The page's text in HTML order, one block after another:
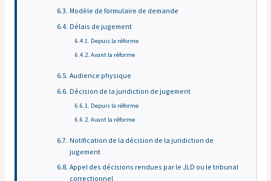
Modèle de formulaire de demande
Délais de jugement
Depuis la réforme
Avant la réforme
Audience physique
Décision de la juridiction de jugement
Depuis la réforme
Avant la réforme
Notification de la décision de la juridiction de
jugement
Appel des décisions rendues par le JLD ou le tribunal
correctionnel